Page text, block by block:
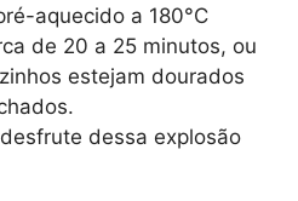
aquecido a 180°C
de 20 a 25 minutos, ou
estejam dourados
dessa explosão